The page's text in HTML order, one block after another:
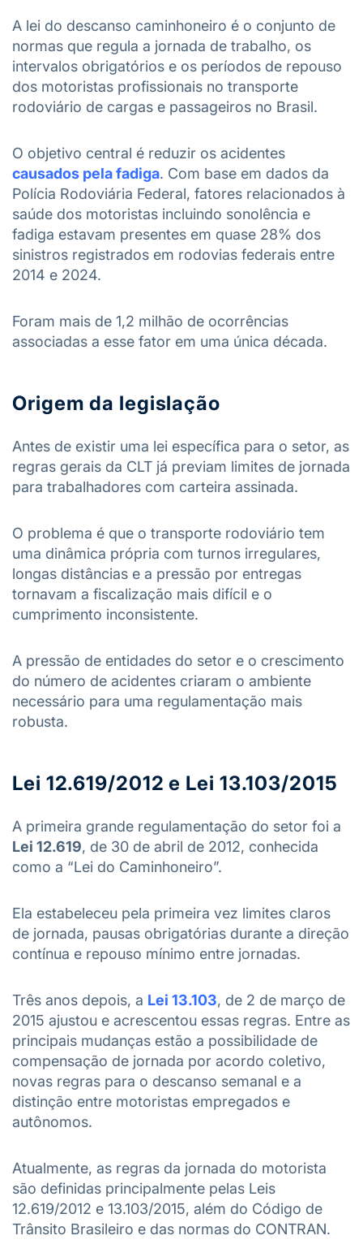
A lei do descanso caminhoneiro é o conjunto de
normas que regula a jornada de trabalho, os
intervalos obrigatórios e os períodos de repouso
dos motoristas profissionais no transporte
rodoviário de cargas e passageiros no Brasil.
O objetivo central é reduzir os acidentes
causados pela fadiga. Com base em dados da
Polícia Rodoviária Federal, fatores relacionados à
saúde dos motoristas incluindo sonolência e
fadiga estavam presentes em quase 28% dos
sinistros registrados em rodovias federais entre
2014 e 2024.
Foram mais de 1,2 milhão de ocorrências
associadas a esse fator em uma única década.
Origem da legislação
Antes de existir uma lei específica para o setor, as
regras gerais da CLT já previam limites de jornada
para trabalhadores com carteira assinada.
O problema é que o transporte rodoviário tem
uma dinâmica própria com turnos irregulares,
longas distâncias e a pressão por entregas
tornavam a fiscalização mais difícil e o
cumprimento inconsistente.
A pressão de entidades do setor e o crescimento
do número de acidentes criaram o ambiente
necessário para uma regulamentação mais
robusta.
Lei 12.619/2012 e Lei 13.103/2015
A primeira grande regulamentação do setor foi a
Lei 12.619, de 30 de abril de 2012, conhecida
como a “Lei do Caminhoneiro”.
Ela estabeleceu pela primeira vez limites claros
de jornada, pausas obrigatórias durante a direção
contínua e repouso mínimo entre jornadas.
Três anos depois, a Lei 13.103, de 2 de março de
2015 ajustou e acrescentou essas regras. Entre as
principais mudanças estão a possibilidade de
compensação de jornada por acordo coletivo,
novas regras para o descanso semanal e a
distinção entre motoristas empregados e
autônomos.
Atualmente, as regras da jornada do motorista
são definidas principalmente pelas Leis
12.619/2012 e 13.103/2015, além do Código de
Trânsito Brasileiro e das normas do CONTRAN.